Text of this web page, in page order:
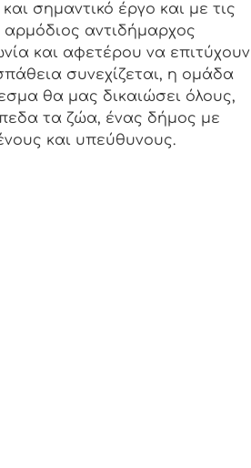
σημαντικό έργο και με τις
αντιδήμαρχος
και αφετέρου να επιτύχουν
συνεχίζεται, η ομάδα
θα μας δικαιώσει όλους,
τα ζώα, ένας δήμος με
και υπεύθυνους.